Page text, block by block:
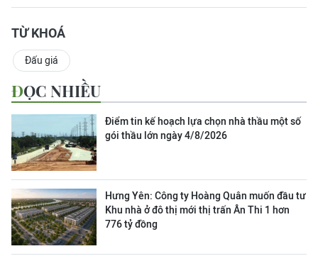
TỪ KHOÁ
Đấu giá
ĐỌC NHIỀU
Điểm tin kế hoạch lựa chọn nhà thầu một số
gói thầu lớn ngày 4/8/2026
Hưng Yên: Công ty Hoàng Quân muốn đầu tư
Khu nhà ở đô thị mới thị trấn Ân Thi 1 hơn
776 tỷ đồng